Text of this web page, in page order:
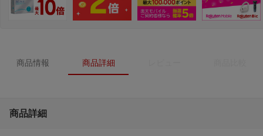
商品情報 商品詳細
商品詳細